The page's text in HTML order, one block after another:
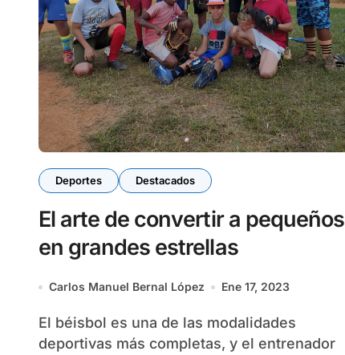
Deportes Destacados
El arte de convertir a pequeños
en grandes estrellas
Carlos Manuel Bernal López Ene 17, 2023
El béisbol es una de las modalidades
deportivas más completas, y el entrenador